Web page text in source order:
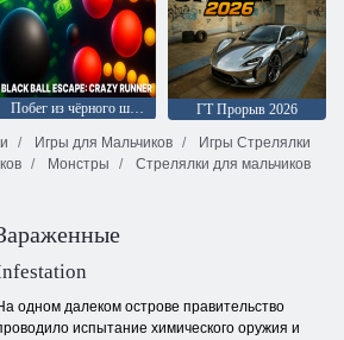
Побег из чёрного шара: Безумный бегун
ГТ Прорыв 2026
Игры для Мальчиков
Игры Стрелялки
Монстры
Стрелялки для мальчиков
одном далеком острове правительство
испытание химического оружия и